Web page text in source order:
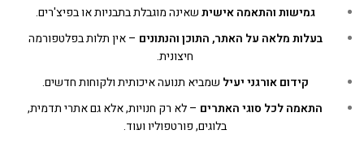
גמישות והתאמה אישיתשאינה מוגבלת בתבניות או בפיצ'רים.
בעלות מלאה על האתר, התוכן והנתונים – אין תלות בפלטפורמה
חיצונית.
קידום אורגני יעיל שמביא תנועה איכותית ולקוחות חדשים.
התאמה לכל סוגי האתרים – לא רק חנויות, אלא גם אתרי תדמית,
בלוגים, פורטפוליו ועוד.